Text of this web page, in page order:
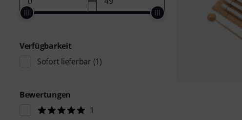
Verfügbarkeit
Sofort lieferbar (1)
Bewertungen
1